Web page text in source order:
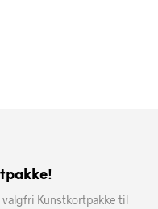
Kunstkortpakke til